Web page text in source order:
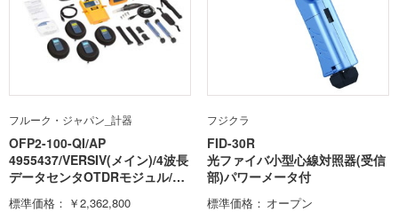
フルーク・ジャパン_計器
OFP2-100-QI/AP
4955437/VERSIV(メイン)/4波長
データセンタOTDRモジュル/FI
付
標準価格
￥2,362,800
フジクラ
FID-30R
光ファイバ小型心線対照器(受信
部)パワーメータ付
標準価格
オープン